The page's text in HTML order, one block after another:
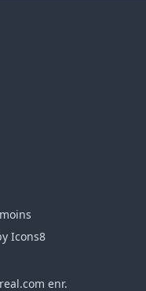
Icons8
enr.